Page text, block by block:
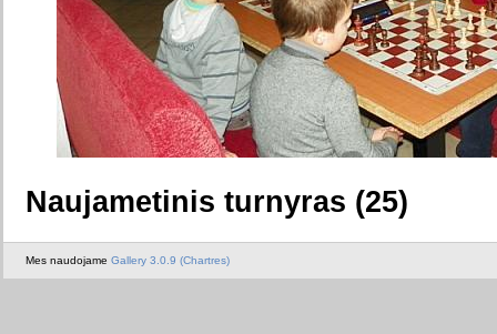
Naujametinis turnyras (25)
Mes naudojame Gallery 3.0.9 (Chartres)